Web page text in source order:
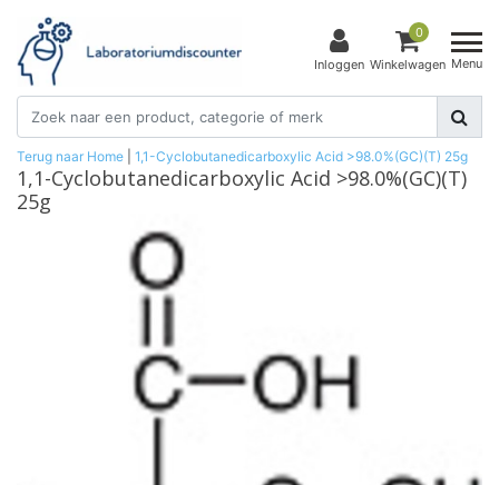
Inloggen
0
Winkelwagen Menu
Terug naar Home 1,1-Cyclobutanedicarboxylic Acid >98.0%(GC)(T) 25g
1,1-Cyclobutanedicarboxylic Acid >98.0%(GC)(T)
25g